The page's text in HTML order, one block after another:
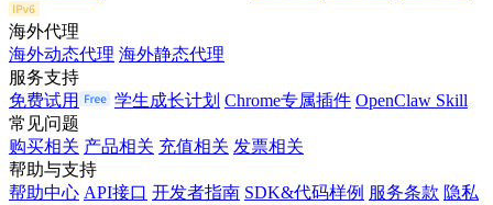
海外代理
海外动态代理 海外静态代理
服务支持
免费试用
学生成长计划 Chrome专属插件 OpenClaw Skill
常见问题
购买相关 产品相关 充值相关 发票相关
帮助与支持
帮助中心 API接口 开发者指南 SDK&代码样例 服务条款 隐私